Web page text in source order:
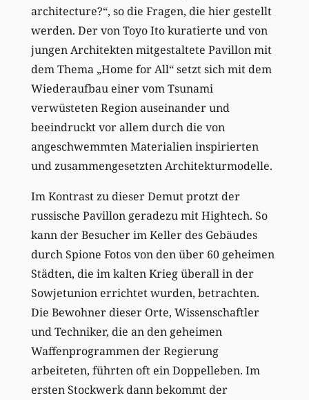
architecture?“, so die Fragen, die hier gestellt
werden. Der von Toyo Ito kuratierte und von
jungen Architekten mitgestaltete Pavillon mit
dem Thema „Home for All“ setzt sich mit dem
Wiederaufbau einer vom Tsunami
verwüsteten Region auseinander und
beeindruckt vor allem durch die von
angeschwemmten Materialien inspirierten
und zusammengesetzten Architekturmodelle.
Im Kontrast zu dieser Demut protzt der
russische Pavillon geradezu mit Hightech. So
kann der Besucher im Keller des Gebäudes
durch Spione Fotos von den über 60 geheimen
Städten, die im kalten Krieg überall in der
Sowjetunion errichtet wurden, betrachten.
Die Bewohner dieser Orte, Wissenschaftler
und Techniker, die an den geheimen
Waffenprogrammen der Regierung
arbeiteten, führten oft ein Doppelleben. Im
ersten Stockwerk dann bekommt der